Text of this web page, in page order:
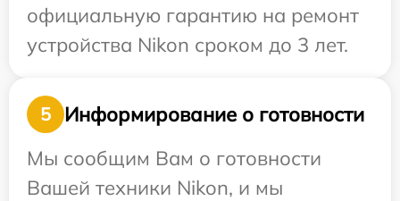
официальную гарантию на ремонт
устройства Nikon сроком до 3 лет.
5
Информирование о готовности
Мы сообщим Вам о готовности
Вашей техники Nikon, и мы